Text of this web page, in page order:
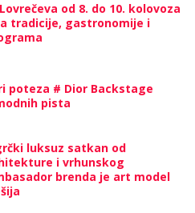
od 8. do 10. kolovoza
tradicije, gastronomije i
poteza # Dior Backstage
pista
luksuz satkan od
i vrhunskog
brenda je art model